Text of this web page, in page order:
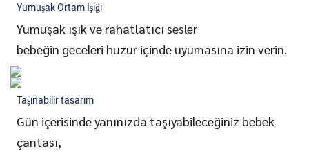
Yumuşak Ortam Işığı
Yumuşak ışık ve rahatlatıcı sesler
bebeğin geceleri huzur içinde uyumasına izin verin.
Taşınabilir tasarım
Gün içerisinde yanınızda taşıyabileceğiniz bebek
çantası,